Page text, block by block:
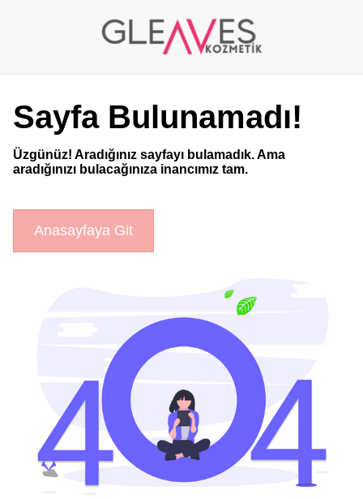
Sayfa Bulunamadı!
Üzgünüz! Aradığınız sayfayı bulamadık. Ama
aradığınızı bulacağınıza inancımız tam.
Anasayfaya Git